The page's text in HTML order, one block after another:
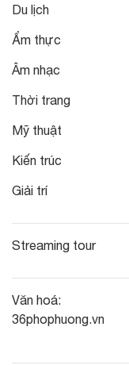
Du lịch
Ẩm thực
Âm nhạc
Thời trang
Mỹ thuật
Kiến trúc
Giải trí
Streaming tour
Văn hoá:
36phophuong.vn